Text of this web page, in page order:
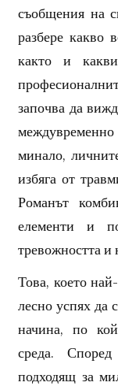
съобщения на
разбере какво
както и
започва да
междувременно
минало,
избяга от
Романът
елементи и
тревожността и
Това, което
лесно успях да
начина, по
среда.
подходящ за